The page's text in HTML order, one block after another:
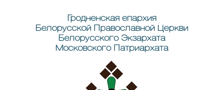
Гродненская епархия
Белорусской Православной Церкви
Белорусского Экзархата
Московского Патриархата